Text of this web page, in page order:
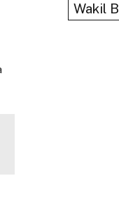
Wakil